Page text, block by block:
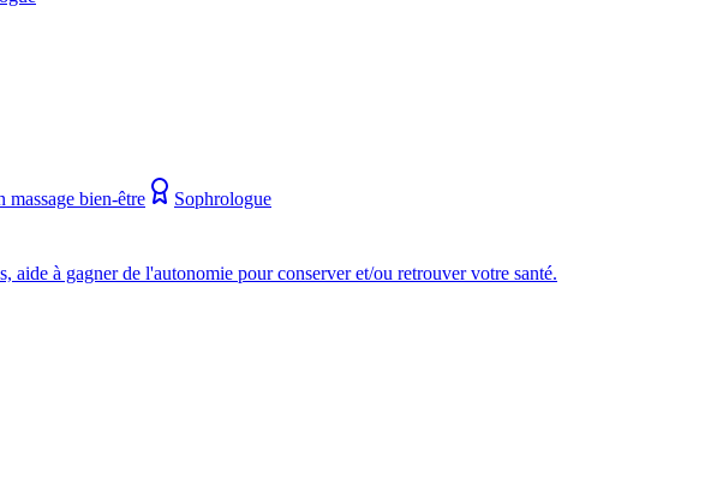
massage bien-être
Sophrologue
aide à gagner de l'autonomie pour conserver et/ou retrouver votre santé.